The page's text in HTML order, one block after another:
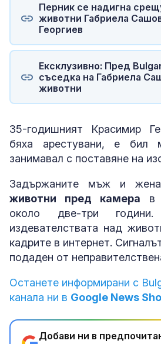
Перник се надигна
животни Габриела
Георгиев
Ексклузивно: Пред
съседка на Габриела
животни
35-годишният Красимир
бяха арестувани, е
занимавал с поставяне на
Задържаните мъж и
животни пред камера в
около две-три
издевателствата над
кадрите в интернет.
подаден от
Останете информирани с
канала ни в Google News
Добави ни в